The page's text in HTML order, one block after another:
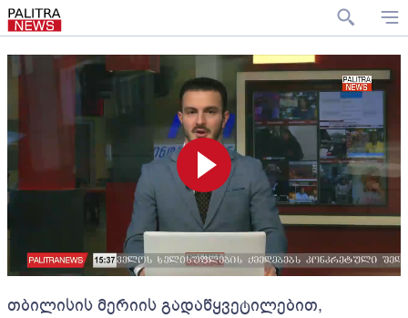
თბილისის მერიის გადაწყვეტილებით,